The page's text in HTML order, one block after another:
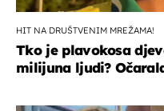
HIT NA DRUŠTVENIM MREŽAMA!
Tko je plavokosa
milijuna ljudi?